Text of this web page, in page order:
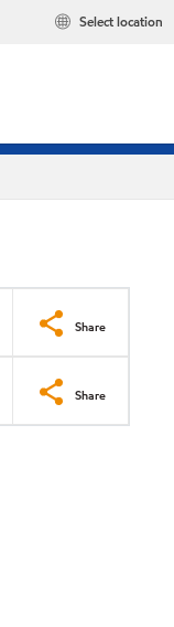
Select location
Share
Share